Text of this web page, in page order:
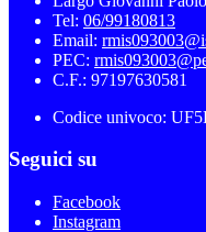
Tel: 06/99180813
Email:
PEC:
C.F.: 97197630581
Codice univoco:
Seguici su
Facebook
Instagram